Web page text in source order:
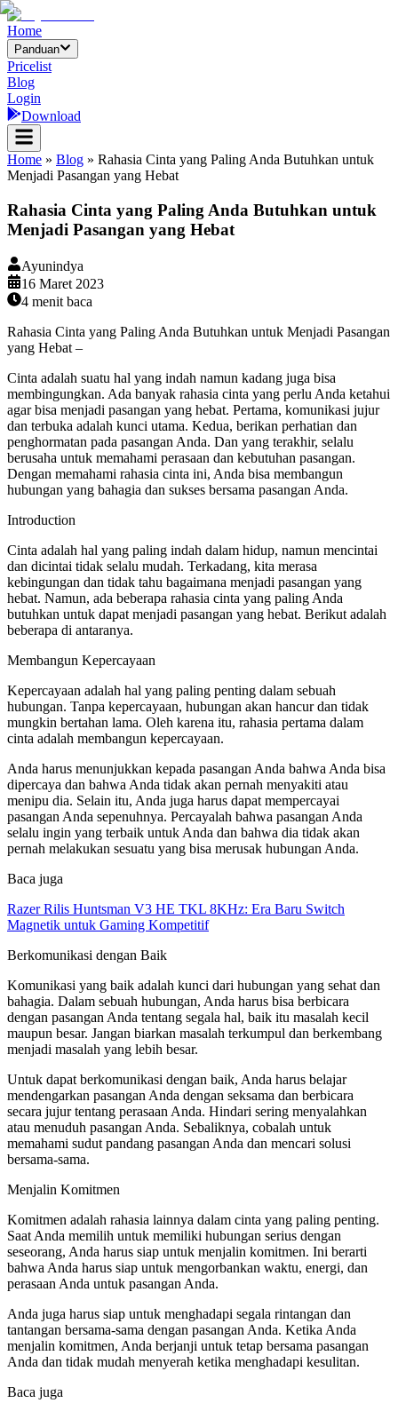
Home
Panduan
Pricelist
Blog
Login
Download
Home » Blog » Rahasia Cinta yang Paling Anda Butuhkan untuk
Menjadi Pasangan yang Hebat
Rahasia Cinta yang Paling Anda Butuhkan untuk
Menjadi Pasangan yang Hebat
Ayunindya
16 Maret 2023
4 menit baca
Rahasia Cinta yang Paling Anda Butuhkan untuk Menjadi Pasangan
yang Hebat –
Cinta adalah suatu hal yang indah namun kadang juga bisa
membingungkan. Ada banyak rahasia cinta yang perlu Anda ketahui
agar bisa menjadi pasangan yang hebat. Pertama, komunikasi jujur
dan terbuka adalah kunci utama. Kedua, berikan perhatian dan
penghormatan pada pasangan Anda. Dan yang terakhir, selalu
berusaha untuk memahami perasaan dan kebutuhan pasangan.
Dengan memahami rahasia cinta ini, Anda bisa membangun
hubungan yang bahagia dan sukses bersama pasangan Anda.
Introduction
Cinta adalah hal yang paling indah dalam hidup, namun mencintai
dan dicintai tidak selalu mudah. Terkadang, kita merasa
kebingungan dan tidak tahu bagaimana menjadi pasangan yang
hebat. Namun, ada beberapa rahasia cinta yang paling Anda
butuhkan untuk dapat menjadi pasangan yang hebat. Berikut adalah
beberapa di antaranya.
Membangun Kepercayaan
Kepercayaan adalah hal yang paling penting dalam sebuah
hubungan. Tanpa kepercayaan, hubungan akan hancur dan tidak
mungkin bertahan lama. Oleh karena itu, rahasia pertama dalam
cinta adalah membangun kepercayaan.
Anda harus menunjukkan kepada pasangan Anda bahwa Anda bisa
dipercaya dan bahwa Anda tidak akan pernah menyakiti atau
menipu dia. Selain itu, Anda juga harus dapat mempercayai
pasangan Anda sepenuhnya. Percayalah bahwa pasangan Anda
selalu ingin yang terbaik untuk Anda dan bahwa dia tidak akan
pernah melakukan sesuatu yang bisa merusak hubungan Anda.
Baca juga
Razer Rilis Huntsman V3 HE TKL 8KHz: Era Baru Switch
Magnetik untuk Gaming Kompetitif
Berkomunikasi dengan Baik
Komunikasi yang baik adalah kunci dari hubungan yang sehat dan
bahagia. Dalam sebuah hubungan, Anda harus bisa berbicara
dengan pasangan Anda tentang segala hal, baik itu masalah kecil
maupun besar. Jangan biarkan masalah terkumpul dan berkembang
menjadi masalah yang lebih besar.
Untuk dapat berkomunikasi dengan baik, Anda harus belajar
mendengarkan pasangan Anda dengan seksama dan berbicara
secara jujur tentang perasaan Anda. Hindari sering menyalahkan
atau menuduh pasangan Anda. Sebaliknya, cobalah untuk
memahami sudut pandang pasangan Anda dan mencari solusi
bersama-sama.
Menjalin Komitmen
Komitmen adalah rahasia lainnya dalam cinta yang paling penting.
Saat Anda memilih untuk memiliki hubungan serius dengan
seseorang, Anda harus siap untuk menjalin komitmen. Ini berarti
bahwa Anda harus siap untuk mengorbankan waktu, energi, dan
perasaan Anda untuk pasangan Anda.
Anda juga harus siap untuk menghadapi segala rintangan dan
tantangan bersama-sama dengan pasangan Anda. Ketika Anda
menjalin komitmen, Anda berjanji untuk tetap bersama pasangan
Anda dan tidak mudah menyerah ketika menghadapi kesulitan.
Baca juga